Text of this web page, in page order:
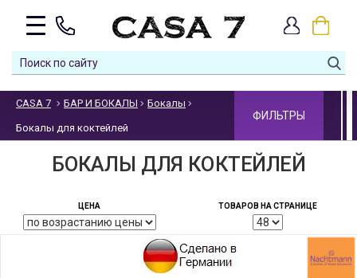
CASA 7 БАР И БОКАЛЫ Бокалы
Бокалы для коктейлей
ФИЛЬТРЫ
БОКАЛЫ ДЛЯ КОКТЕЙЛЕЙ
ЦЕНА ТОВАРОВ НА СТРАНИЦЕ